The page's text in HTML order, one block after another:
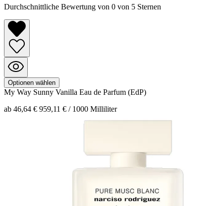
Durchschnittliche Bewertung von 0 von 5 Sternen
Optionen wählen
My Way Sunny Vanilla Eau de Parfum (EdP)
ab 46,64 € 959,11 € / 1000 Milliliter